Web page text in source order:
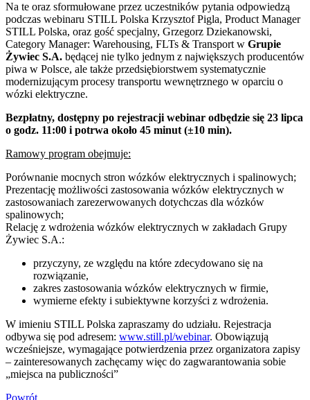
Na te oraz sformułowane przez uczestników pytania odpowiedzą
podczas webinaru STILL Polska Krzysztof Pigla, Product Manager
STILL Polska, oraz gość specjalny, Grzegorz Dziekanowski,
Category Manager: Warehousing, FLTs & Transport w Grupie
Żywiec S.A. będącej nie tylko jednym z największych producentów
piwa w Polsce, ale także przedsiębiorstwem systematycznie
modernizującym procesy transportu wewnętrznego w oparciu o
wózki elektryczne.
Bezpłatny, dostępny po rejestracji webinar odbędzie się 23 lipca
o godz. 11:00 i potrwa około 45 minut (±10 min).
Ramowy program obejmuje:
Porównanie mocnych stron wózków elektrycznych i spalinowych;
Prezentację możliwości zastosowania wózków elektrycznych w
zastosowaniach zarezerwowanych dotychczas dla wózków
spalinowych;
Relację z wdrożenia wózków elektrycznych w zakładach Grupy
Żywiec S.A.:
przyczyny, ze względu na które zdecydowano się na
rozwiązanie,
zakres zastosowania wózków elektrycznych w firmie,
wymierne efekty i subiektywne korzyści z wdrożenia.
W imieniu STILL Polska zapraszamy do udziału. Rejestracja
odbywa się pod adresem: www.still.pl/webinar. Obowiązują
wcześniejsze, wymagające potwierdzenia przez organizatora zapisy
– zainteresowanych zachęcamy więc do zagwarantowania sobie
„miejsca na publiczności”
Powrót